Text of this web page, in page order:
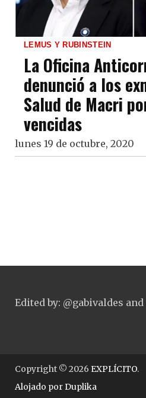
LEMUS Y RUBINSTEIN
La Oficina
denunció a los
Salud de Macri
vencidas
lunes 19 de octubre, 2020
Edited by: @gabivaldes
Copyright © 2026 EXPLÍCITO.
Alojado porDuplika